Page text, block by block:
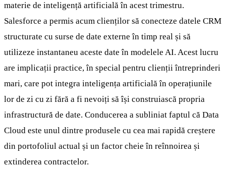
materie de inteligență artificială în acest trimestru.
Salesforce a permis acum clienților să conecteze datele CRM
structurate cu surse de date externe în timp real și să
utilizeze instantaneu aceste date în modelele AI. Acest lucru
are implicații practice, în special pentru clienții întreprinderi
mari, care pot integra inteligența artificială în operațiunile
lor de zi cu zi fără a fi nevoiți să își construiască propria
infrastructură de date. Conducerea a subliniat faptul că Data
Cloud este unul dintre produsele cu cea mai rapidă creștere
din portofoliul actual și un factor cheie în reînnoirea și
extinderea contractelor.